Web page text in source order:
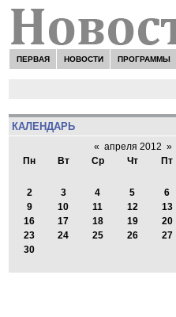
ПЕРВАЯ НОВОСТИ ПРОГРАММЫ
КАЛЕНДАРЬ
« апреля 2012 »
Пн
Вт Ср Чт Пт
2
3 4 5 6
9
10 11 12 13
16
17 18 19 20
23
24 25 26 27
30